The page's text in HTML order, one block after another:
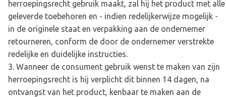
herroepingsrecht gebruik maakt, zal hij het product met alle
geleverde toebehoren en - indien redelijkerwijze mogelijk -
in de originele staat en verpakking aan de ondernemer
retourneren, conform de door de ondernemer verstrekte
redelijke en duidelijke instructies.
Wanneer de consument gebruik wenst te maken van zijn
herroepingsrecht is hij verplicht dit binnen 14 dagen, na
ontvangst van het product, kenbaar te maken aan de